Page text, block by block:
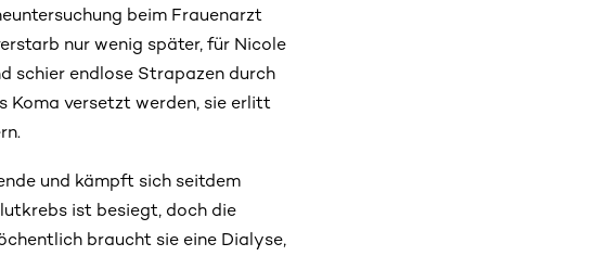
beim Frauenarzt
nur wenig später, für Nicole
schier endlose Strapazen durch
Koma versetzt werden, sie erlitt
und kämpft sich seitdem
ist besiegt, doch die
braucht sie eine Dialyse,